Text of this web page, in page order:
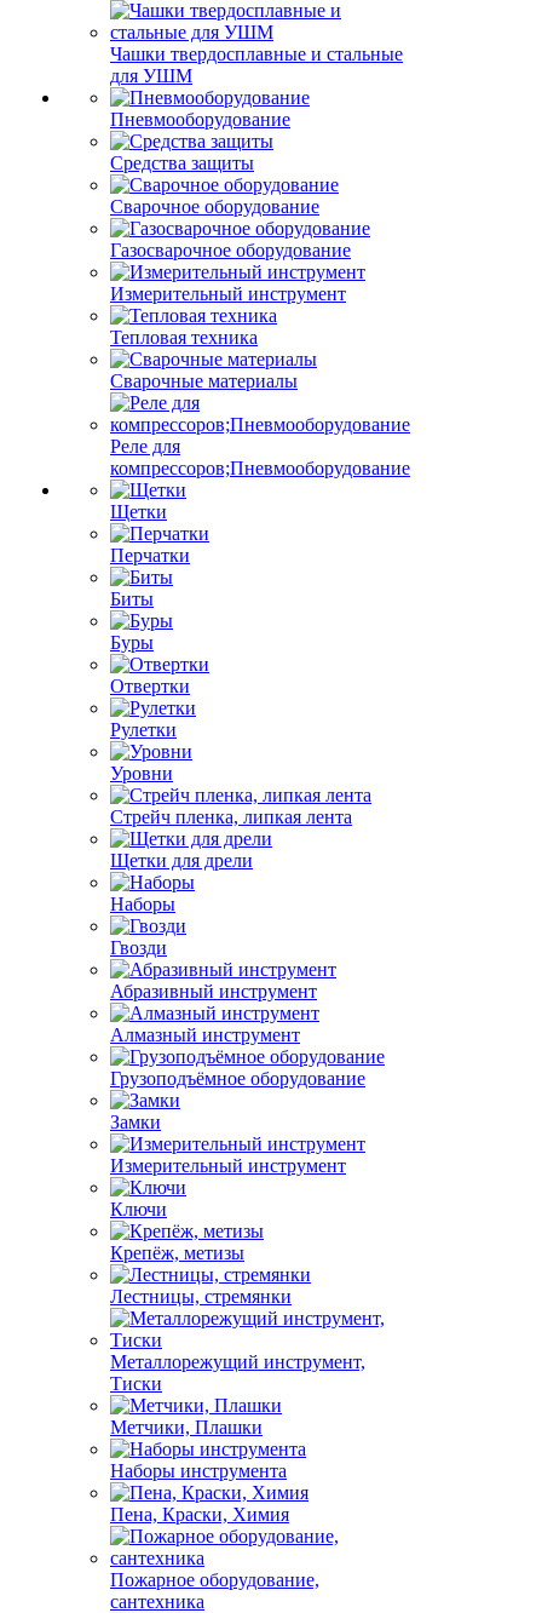
Чашки твердосплавные и стальные
для УШМ
Пневмооборудование
Средства защиты
Сварочное оборудование
Газосварочное оборудование
Измерительный инструмент
Тепловая техника
Сварочные материалы
Реле для
компрессоров;Пневмооборудование
Щетки
Перчатки
Биты
Буры
Отвертки
Рулетки
Уровни
Стрейч пленка, липкая лента
Щетки для дрели
Наборы
Гвозди
Абразивный инструмент
Алмазный инструмент
Грузоподъёмное оборудование
Замки
Измерительный инструмент
Ключи
Крепёж, метизы
Лестницы, стремянки
Металлорежущий инструмент,
Тиски
Метчики, Плашки
Наборы инструмента
Пена, Краски, Химия
Пожарное оборудование,
сантехника